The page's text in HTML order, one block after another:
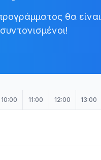
θα είναι
10:00 11:00 12:00 13:00